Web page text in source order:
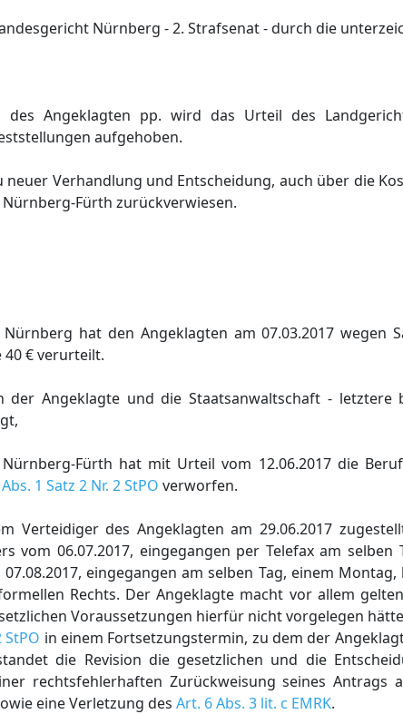
Nürnberg - 2. Strafsenat - durch die
des Angeklagten pp. wird das Urteil des
aufgehoben.
neuer Verhandlung und Entscheidung, auch über die
Fürth zurückverwiesen.
hat den Angeklagten am 07.03.2017 wegen
40 € verurteilt.
der Angeklagte und die Staatsanwaltschaft - letztere
Fürth hat mit Urteil vom 12.06.2017 die
1 Satz 2 Nr. 2 StPO verworfen.
Verteidiger des Angeklagten am 29.06.2017
vom 06.07.2017, eingegangen per Telefax am
eingegangen am selben Tag, einem
Rechts. Der Angeklagte macht vor allem
Voraussetzungen hierfür nicht vorgelegen
StPO in einem Fortsetzungstermin, zu dem der
die Revision die gesetzlichen und die
rechtsfehlerhaften Zurückweisung seines Antrags
eine Verletzung des Art. 6 Abs. 3 lit. c EMRK.